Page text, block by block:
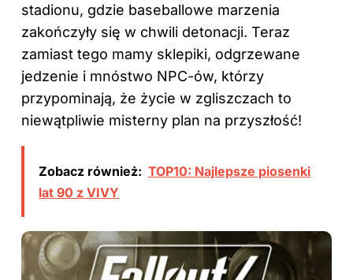
stadionu, gdzie baseballowe marzenia
zakończyły się w chwili detonacji. Teraz
zamiast tego mamy sklepiki, odgrzewane
jedzenie i mnóstwo NPC-ów, którzy
przypominają, że życie w zgliszczach to
niewątpliwie misterny plan na przyszłość!
Zobacz również: TOP10: Najlepsze piosenki
lat 90 z VIVY